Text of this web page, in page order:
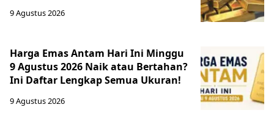
9 Agustus 2026
Harga Emas Antam Hari Ini Minggu
9 Agustus 2026 Naik atau Bertahan?
Ini Daftar Lengkap Semua Ukuran!
9 Agustus 2026